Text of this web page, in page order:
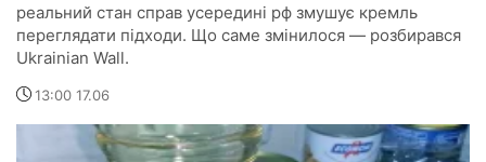
реальний стан справ усередині рф змушує кремль
переглядати підходи. Що саме змінилося — розбирався
Ukrainian Wall.
13:00 17.06